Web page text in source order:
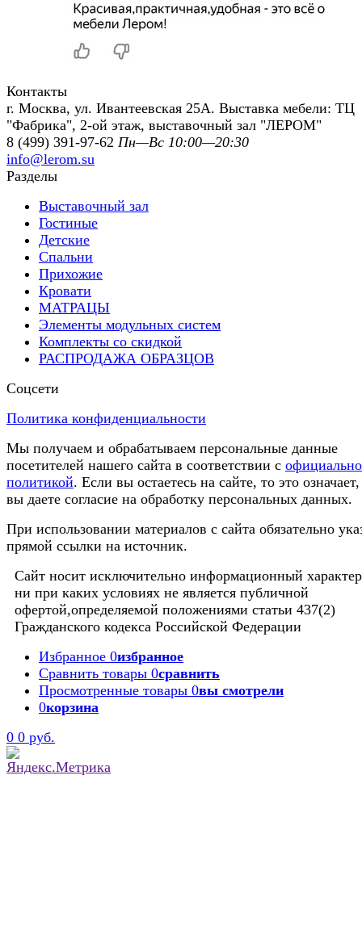
Контакты
г. Москва, ул. Ивантеевская 25А. Выставка мебели: ТЦ
"Фабрика", 2-ой этаж, выставочный зал "ЛЕРОМ"
8 (499) 391-97-62 Пн—Вс 10:00—20:30
info@lerom.su
Разделы
Выставочный зал
Гостиные
Детские
Спальни
Прихожие
Кровати
МАТРАЦЫ
Элементы модульных систем
Комплекты со скидкой
РАСПРОДАЖА ОБРАЗЦОВ
Соцсети
Политика конфиденциальности
Мы получаем и обрабатываем персональные данные
посетителей нашего сайта в соответствии с
политикой. Если вы остаетесь на сайте, то это
вы даете согласие на обработку персональных данных.
При использовании материалов с сайта обязательно
прямой ссылки на источник.
Сайт носит исключительно информационный
ни при каких условиях не является публичной
офертой,определяемой положениями статьи 437(2)
Гражданского кодекса Российской Федерации
Избранное 0избранное
Сравнить товары 0сравнить
Просмотренные товары 0вы смотрели
0корзина
0 0 руб.